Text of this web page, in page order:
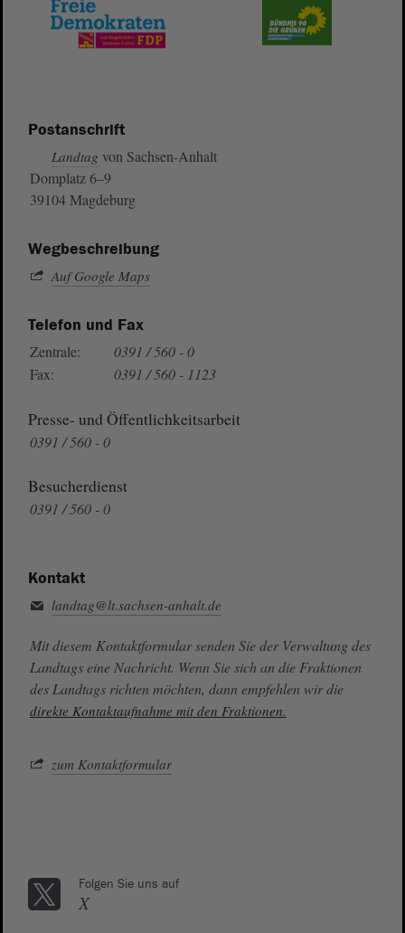
Postanschrift
Landtag von Sachsen-Anhalt
Domplatz 6–9
39104 Magdeburg
Wegbeschreibung
Auf Google Maps
Telefon und Fax
Zentrale:
0391 / 560 - 0
Fax:
0391 / 560 - 1123
Presse- und Öffentlichkeitsarbeit
0391 / 560 - 0
Besucherdienst
0391 / 560 - 0
Kontakt
landtag@lt.sachsen-anhalt.de
Mit diesem Kontaktformular senden Sie der Verwaltung des
Landtags eine Nachricht. Wenn Sie sich an die Fraktionen
des Landtags richten möchten, dann empfehlen wir die
direkte Kontaktaufnahme mit den Fraktionen.
zum Kontaktformular
Folgen Sie uns auf
X